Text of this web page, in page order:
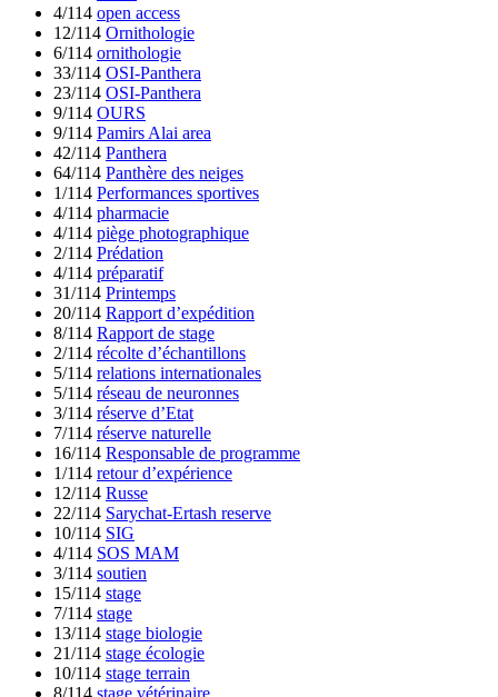
4/114 open access
12/114 Ornithologie
6/114 ornithologie
33/114 OSI-Panthera
23/114 OSI-Panthera
9/114 OURS
9/114 Pamirs Alai area
42/114 Panthera
64/114 Panthère des neiges
1/114 Performances sportives
4/114 pharmacie
4/114 piège photographique
2/114 Prédation
4/114 préparatif
31/114 Printemps
20/114 Rapport d’expédition
8/114 Rapport de stage
2/114 récolte d’échantillons
5/114 relations internationales
5/114 réseau de neuronnes
3/114 réserve d’Etat
7/114 réserve naturelle
16/114 Responsable de programme
1/114 retour d’expérience
12/114 Russe
22/114 Sarychat-Ertash reserve
10/114 SIG
4/114 SOS MAM
3/114 soutien
15/114 stage
7/114 stage
13/114 stage biologie
21/114 stage écologie
10/114 stage terrain
8/114 stage vétérinaire